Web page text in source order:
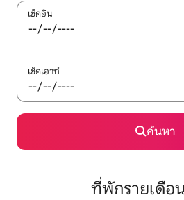
เช็คอิน
เช็คเอาท์
ค้นหา
ที่พักรายเดือ